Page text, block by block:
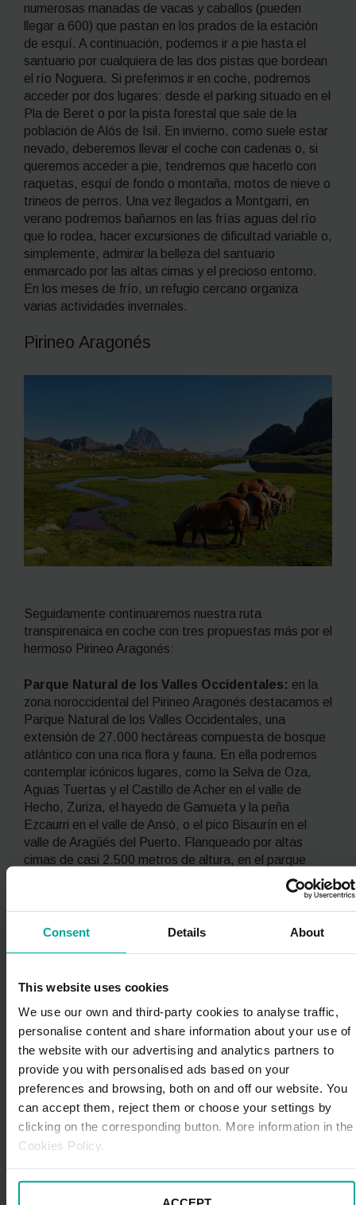
Consent Details About
This website uses cookies
We use our own and third-party cookies to analyse traffic,
personalise content and share information about your use of
the website with our advertising and analytics partners to
provide you with personalised ads based on your
preferences and browsing, both on and off our website. You
can accept them, reject them or choose your settings by
clicking on the corresponding button. More information in the
Cookies Policy.
numerosas manadas de vacas y caballos (pueden
llegar a 600) que pastan en los prados de la estación
de esquí. A continuación, podemos ir a pie hasta el
santuario por cualquiera de las dos pistas que bordean
el río Noguera. Si preferimos ir en coche, podremos
acceder por dos lugares: desde el parking situado en el
Pla de Beret o por la pista forestal que sale de la
población de Alós de Isil. En invierno, como suele estar
nevado, deberemos llevar el coche con cadenas o, si
queremos acceder a pie, tendremos que hacerlo con
raquetas, esquí de fondo o montaña, motos de nieve o
trineos de perros. Una vez llegados a Montgarri, en
verano podremos bañarnos en las frías aguas del río
que lo rodea, hacer excursiones de dificultad variable o,
simplemente, admirar la belleza del santuario
enmarcado por las altas cimas y el precioso entorno.
En los meses de frío, un refugio cercano organiza
varias actividades invernales.
Pirineo Aragonés
Seguidamente continuaremos nuestra ruta
transpirenaica en coche con tres propuestas más por el
hermoso Pirineo Aragonés:
Parque Natural de los Valles Occidentales: en la
zona noroccidental del Pirineo Aragonés destacamos el
Parque Natural de los Valles Occidentales, una
extensión de 27.000 hectáreas compuesta de bosque
atlántico con una rica flora y fauna. En ella podremos
contemplar icónicos lugares, como la Selva de Oza,
Aguas Tuertas y el Castillo de Acher en el valle de
Hecho, Zuriza, el hayedo de Gamueta y la peña
Ezcaurri en el valle de Ansó, o el pico Bisaurín en el
valle de Aragüés del Puerto. Flanqueado por altas
cimas de casi 2.500 metros de altura, en el parque
natural encontramos varios ríos: el Veral, el Osia, el
Estarrún, el Lubierre y el Aragón Subordán. En el valle
de este último río encontramos la mayor reserva
megalítica de Aragón, hecho que merece una parada
parque, como el que va del refugio de Zuriza a
hasta el bellísimo ibón (lago pirenaico glaciar, en
aragonés) de Estanés.
Valle de Tena: este valle es ideal si se viaja con niños
o se quieren emociones fuertes, ya que alberga el
parque faunístico de Lacuniacha, en Piedrafita de
Jaca, y una de las tirolinas más grandes de Europa. En
las 30 hectáreas del frondoso bosque de Lacuniacha